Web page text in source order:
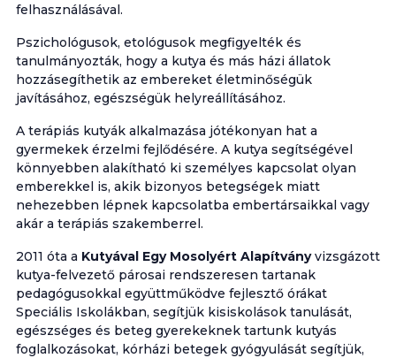
felhasználásával.
Pszichológusok, etológusok megfigyelték és
tanulmányozták, hogy a kutya és más házi állatok
hozzásegíthetik az embereket életminőségük
javításához, egészségük helyreállításához.
A terápiás kutyák alkalmazása jótékonyan hat a
gyermekek érzelmi fejlődésére. A kutya segítségével
könnyebben alakítható ki személyes kapcsolat olyan
emberekkel is, akik bizonyos betegségek miatt
nehezebben lépnek kapcsolatba embertársaikkal vagy
akár a terápiás szakemberrel.
2011 óta a Kutyával Egy Mosolyért Alapítványvizsgázott
kutya-felvezető párosai rendszeresen tartanak
pedagógusokkal együttműködve fejlesztő órákat
Speciális Iskolákban, segítjük kisiskolások tanulását,
egészséges és beteg gyerekeknek tartunk kutyás
foglalkozásokat, kórházi betegek gyógyulását segítjük,